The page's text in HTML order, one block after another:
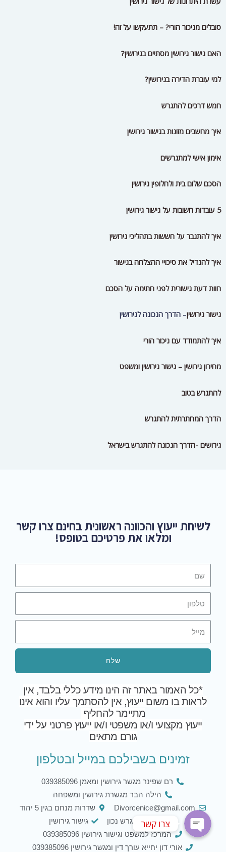
איך מחשבים מזונות בגישור גירושין
אימון אישי למתגרשים
הסכם שלום בית ולחלופין גירושין
5 עובדות חשובות על גישור גירושין
איך להתגבר על חששות בתהליכי גירושין
איך להגדיל את סיכויי ההצלחה בגישור
חוות דעת גישורית לפני חתימה על הסכם
גישור גירושין–הדרך הנכונה לגירושין
איך להתמודד עם ניכור הורי
מחירון גירושין – גישור גירושין ומשפט
להתגרש בטוב
הדרך המחתרתית להתגרש
גירושים -הדרך הנכונה להתגרש בישראל
לשיחת ייעוץ והכוונה ראשונית בחינם צרו קשר
ומלאו את פרטיכם בטופס!
שלח
*כל האמור באתר זה הינו מידע כללי בלבד, אין
לראות בו משום ייעוץ, אין להסתמך עליו והוא אינו
מתיימר להחליף
ייעוץ מקצועי ו/או משפטי ו/או ייעוץ פרטני על ידי
רם שפינר מגשר גירושין ומאמן 039385096
פשוט להתגרש נכון
גישור גירושין
המרכז למשפט וגישור גירושין 039385096
אורי דון יחייא עורך דין ומגשר גירושין 039385096
צרו קשר